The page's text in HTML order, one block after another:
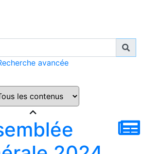
avancée